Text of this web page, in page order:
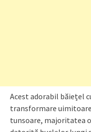
Acest adorabil băiețel
transformare
tunsoare, majoritatea